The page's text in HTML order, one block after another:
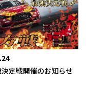
決定戦開催のお知らせ